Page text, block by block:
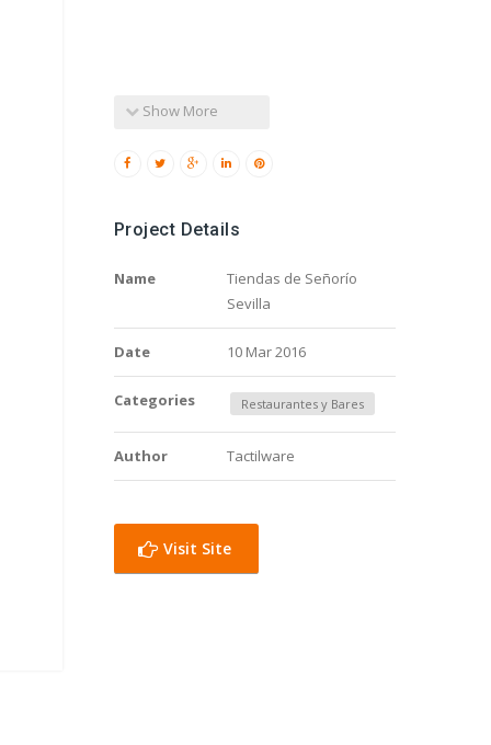
Show More
Project Details
Name
Tiendas de Señorío
Sevilla
Date 10 Mar 2016
Categories Restaurantes y Bares
Author Tactilware
Visit Site